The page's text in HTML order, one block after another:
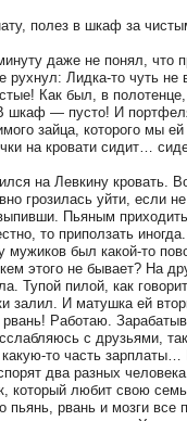
полез в шкаф за
даже не понял, что
рухнул: Лидка-то чуть не
Как был, в
шкаф — пусто! И
зайца, которого мы
на кровати сидит…
на Левкину кровать.
грозилась уйти, если
Пьяным
то приползать
мужиков был какой-то
этого не бывает? На
Тупой пилой, как
залил. И матушка ей
Работаю.
с друзьями,
какую-то часть
два разных
который любит свою
пьянь, рвань и мозги